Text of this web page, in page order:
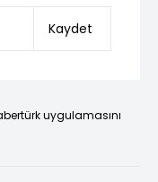
Kaydet
uygulamasını